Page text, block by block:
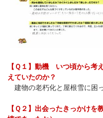
【Ｑ１】動機 いつ頃から考
えていたのか？
建物の老朽化と屋根雪に困
【Ｑ２】出会ったきっかけ